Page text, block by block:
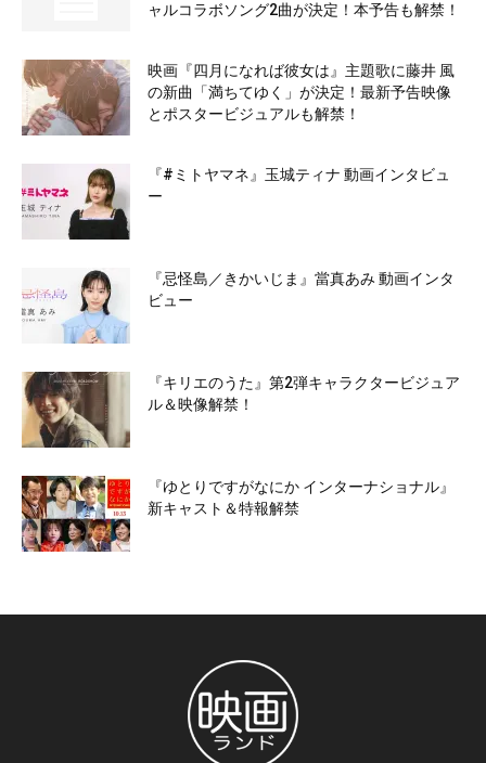
ャルコラボソング2曲が決定！本予告も解禁！
映画『四月になれば彼女は』主題歌に藤井 風
の新曲「満ちてゆく」が決定！最新予告映像
とポスタービジュアルも解禁！
『#ミトヤマネ』玉城ティナ 動画インタビュ
ー
『忌怪島／きかいじま』當真あみ 動画インタ
ビュー
『キリエのうた』第2弾キャラクタービジュア
ル＆映像解禁！
『ゆとりですがなにか インターナショナル』
新キャスト＆特報解禁